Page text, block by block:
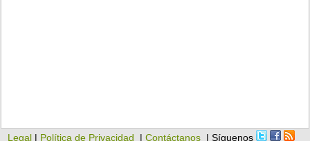
Legal | Política de Privacidad |Contáctanos | Síguenos